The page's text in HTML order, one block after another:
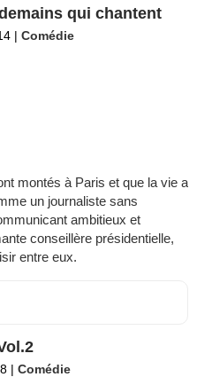
qui chantent
| Comédie
montés à Paris et que la vie a
un journaliste sans
ambitieux et
conseillère présidentielle,
entre eux.
| Comédie